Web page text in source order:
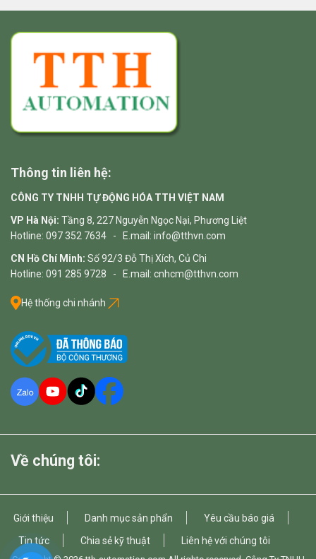
Thông tin liên hệ:
CÔNG TY TNHH TỰ ĐỘNG HÓA TTH VIỆT NAM
VP Hà Nội: Tầng 8, 227 Nguyễn Ngọc Nại, Phương Liệt
Hotline: 097 352 7634 - E.mail: info@tthvn.com
CN Hồ Chí Minh: Số 92/3 Đỗ Thị Xích, Củ Chi
Hotline: 091 285 9728 - E.mail: cnhcm@tthvn.com
Hệ thống chi nhánh
Về chúng tôi:
Giới thiệu Danh mục sản phẩn
Yêu cầu báo giá
Tin tức
Chia sẻ kỹ thuật Liên hệ với chúng tôi